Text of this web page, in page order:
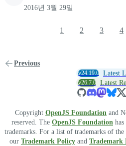
2016년 3월 29일
Previous
1 2 3 4
v24.19.0 Latest
v26.7.0 Latest
Copyright OpenJS Foundation and
reserved. The OpenJS Foundation
trademarks. For a list of trademarks of the
our Trademark Policy and Trademark